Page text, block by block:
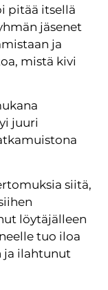
pitää itsellä
jäsenet
ja
mistä kivi
juuri
siitä,
löytäjälleen
tuo iloa
ja ilahtunut